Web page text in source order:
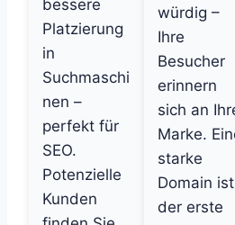
bessere
Platzierung
in
Suchmaschi
nen –
perfekt für
SEO.
Potenzielle
Kunden
würdig –
Ihre
Besucher
erinnern
sich an
Marke.
starke
Domain ist
der erste